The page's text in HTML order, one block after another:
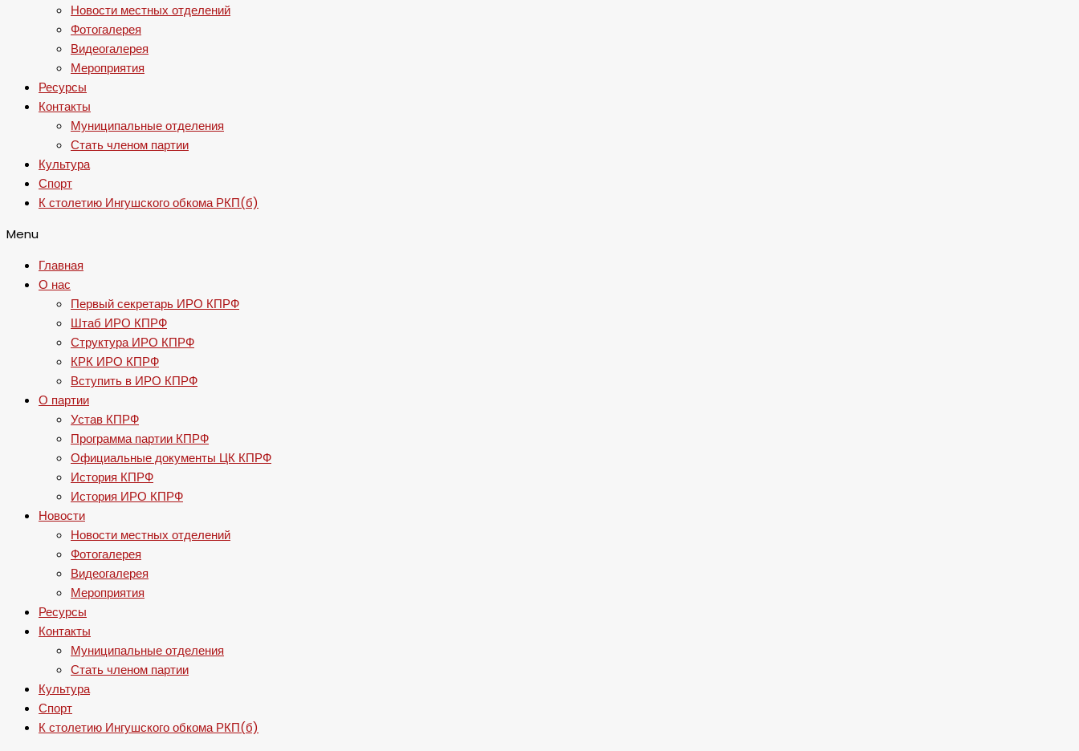
Новости местных отделений
Фотогалерея
Видеогалерея
Мероприятия
Ресурсы
Контакты
Муниципальные отделения
Стать членом партии
Культура
Спорт
К столетию Ингушского обкома РКП(б)
Menu
Главная
О нас
Первый секретарь ИРО КПРФ
Штаб ИРО КПРФ
Структура ИРО КПРФ
КРК ИРО КПРФ
Вступить в ИРО КПРФ
О партии
Устав КПРФ
Программа партии КПРФ
Официальные документы ЦК КПРФ
История КПРФ
История ИРО КПРФ
Новости
Новости местных отделений
Фотогалерея
Видеогалерея
Мероприятия
Ресурсы
Контакты
Муниципальные отделения
Стать членом партии
Культура
Спорт
К столетию Ингушского обкома РКП(б)